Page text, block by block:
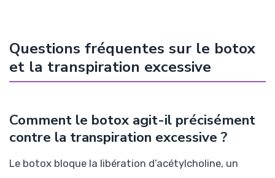
Questions fréquentes sur le botox
et la transpiration excessive
Comment le botox agit-il précisément
contre la transpiration excessive ?
Le botox bloque la libération d’acétylcholine, un